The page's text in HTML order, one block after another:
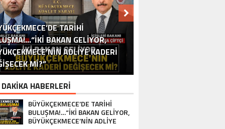
YAŞAM ATÖLYELERİ’NDE 6.
TARİHİ
BAKAN GELİYOR,
ADLİYE KADERİ
Mİ?”
YAŞAM ATÖLYELERİ’NDE 6.
DÖNEM BAŞLADI
YAŞTA BÜYÜK SORUMLULUK…
VATANDAŞIN SORUNLARINA ÇÖZÜM
ARIYOR!”
YAZ SPOR KURSLARI
TÜM HIZIYLA DEVAM EDİYOR
SÜPER LİG HEDEFİNE
KENETLENDİ! PROTOKOL VE İŞ
BASKETBOL TAKIMINA
TAM DESTEK…
YEŞİL ALAN PROJELERİNE
OY VERDİ
‘İŞ SÜREKLİLİĞİ YÖNETİM
SİSTEMİ’ EĞİTİMİ
TEPECİK DERNEĞİ’NDE İSİM KRİZİ
BÜYÜYOR: “TEPECİK’İ
SİLDİRMEYECEĞİZ”
BARAJLARINDA SON DURUM!
KÜÇÜKÇEKMECE’DE KÜLTÜR
YOLCULUĞU DEVAM EDİYOR
HABERLERİ
BÜYÜKÇEKMECE’DE TARİHİ
BULUŞMA!…“İKİ BAKAN GELİYOR,
BÜYÜKÇEKMECE’NİN ADLİYE